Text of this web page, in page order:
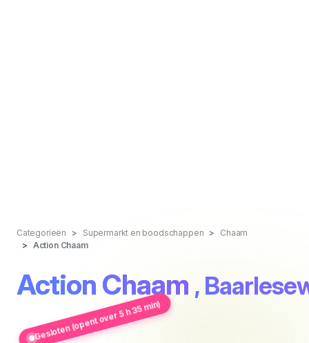
Categorieën Supermarkt en boodschappen
Chaam
Action Chaam
Action Chaam ,
Gesloten (opent over 5 h 35 min)